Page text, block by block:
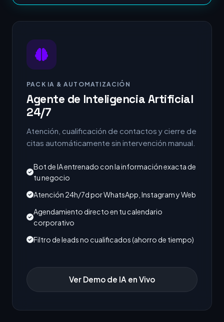
PACK IA & AUTOMATIZACIÓN
Agente de Inteligencia Artificial
24/7
Atención, cualificación de contactos y cierre de
citas automáticamente sin intervención manual.
Bot de IA entrenado con la información exacta de
tu negocio
Atención 24h/7d por WhatsApp, Instagram y Web
Agendamiento directo en tu calendario
corporativo
Filtro de leads no cualificados (ahorro de tiempo)
Ver Demo de IA en Vivo